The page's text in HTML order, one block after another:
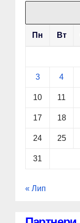
Пн Вт
3 4
10 11
17 18
24 25
31
« Лип